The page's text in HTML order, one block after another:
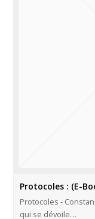
Protocoles : (E-
Protocoles -
qui se dévoile…